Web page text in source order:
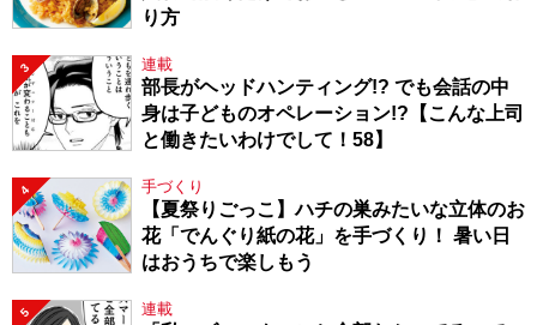
り方
3 連載
部長がヘッドハンティング!? でも会話の中
身は子どものオペレーション!?【こんな上司
と働きたいわけでして！58】
4 手づくり
【夏祭りごっこ】ハチの巣みたいな立体のお
花「でんぐり紙の花」を手づくり！ 暑い日
はおうちで楽しもう
5 連載